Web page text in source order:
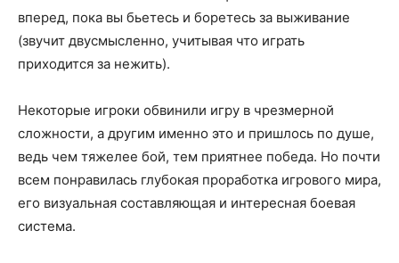
вперед, пока вы бьетесь и боретесь за выживание
(звучит двусмысленно, учитывая что играть
приходится за нежить).
Некоторые игроки обвинили игру в чрезмерной
сложности, а другим именно это и пришлось по душе,
ведь чем тяжелее бой, тем приятнее победа. Но почти
всем понравилась глубокая проработка игрового мира,
его визуальная составляющая и интересная боевая
система.